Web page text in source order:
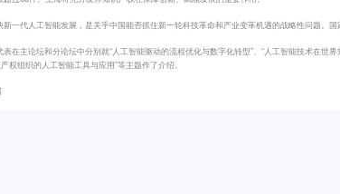
一代人工智能发展，是关乎中国能否抓住新一轮科技革命和产业变革机遇的战略性问题。
在主论坛和分论坛中分别就“人工智能驱动的流程优化与数字化转型”、“人工智能技术在世
权组织的人工智能工具与应用”等主题作了介绍。